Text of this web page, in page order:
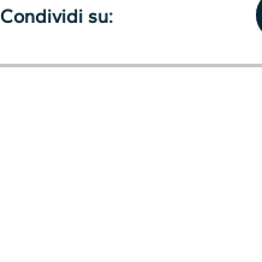
Condividi su: